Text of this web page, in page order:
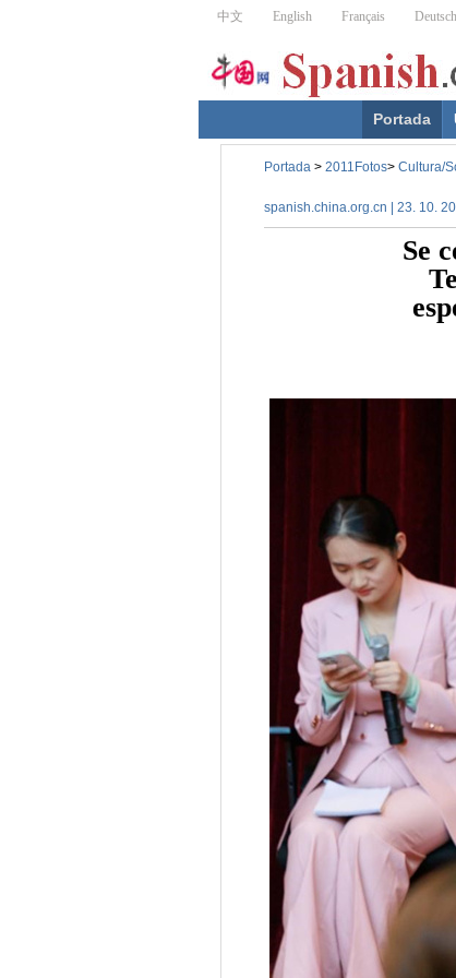
Portada
Portada > 2011Fotos> Cultura/
spanish.china.org.cn | 23. 10.
Se